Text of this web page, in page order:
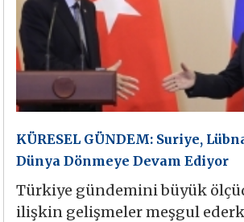
KÜRESEL GÜNDEM: Suriye,
Dünya Dönmeye Devam Ediyor
Türkiye gündemini büyük
ilişkin gelişmeler meşgul